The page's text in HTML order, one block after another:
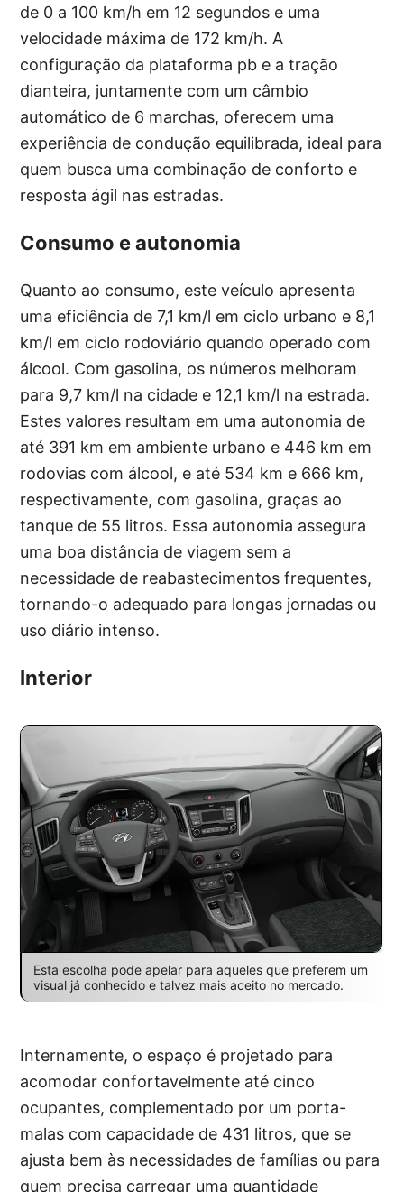
de 0 a 100 km/h em 12 segundos e uma
velocidade máxima de 172 km/h. A
configuração da plataforma pb e a tração
dianteira, juntamente com um câmbio
automático de 6 marchas, oferecem uma
experiência de condução equilibrada, ideal para
quem busca uma combinação de conforto e
resposta ágil nas estradas.
Consumo e autonomia
Quanto ao consumo, este veículo apresenta
uma eficiência de 7,1 km/l em ciclo urbano e 8,1
km/l em ciclo rodoviário quando operado com
álcool. Com gasolina, os números melhoram
para 9,7 km/l na cidade e 12,1 km/l na estrada.
Estes valores resultam em uma autonomia de
até 391 km em ambiente urbano e 446 km em
rodovias com álcool, e até 534 km e 666 km,
respectivamente, com gasolina, graças ao
tanque de 55 litros. Essa autonomia assegura
uma boa distância de viagem sem a
necessidade de reabastecimentos frequentes,
tornando-o adequado para longas jornadas ou
uso diário intenso.
Interior
Esta escolha pode apelar para aqueles que preferem um
visual já conhecido e talvez mais aceito no mercado.
Internamente, o espaço é projetado para
acomodar confortavelmente até cinco
ocupantes, complementado por um porta-
malas com capacidade de 431 litros, que se
ajusta bem às necessidades de famílias ou para
quem precisa carregar uma quantidade